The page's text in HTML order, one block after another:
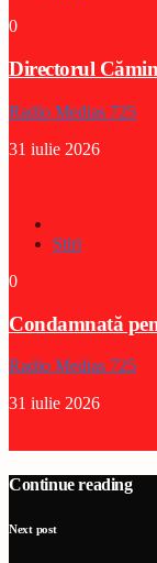
0
Directorul
Radio Medias 725
31 iulie 2026
Stiri
0
Condamnată
Radio Medias 725
31 iulie 2026
Continue reading
Next post